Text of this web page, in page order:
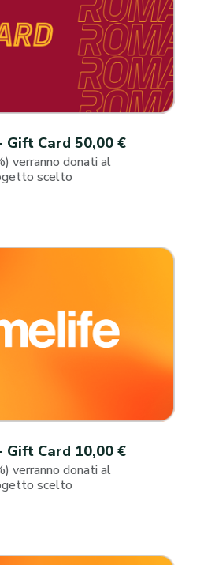
Gift Card 50,00 €
verranno donati al
scelto
Gift Card 10,00 €
verranno donati al
scelto